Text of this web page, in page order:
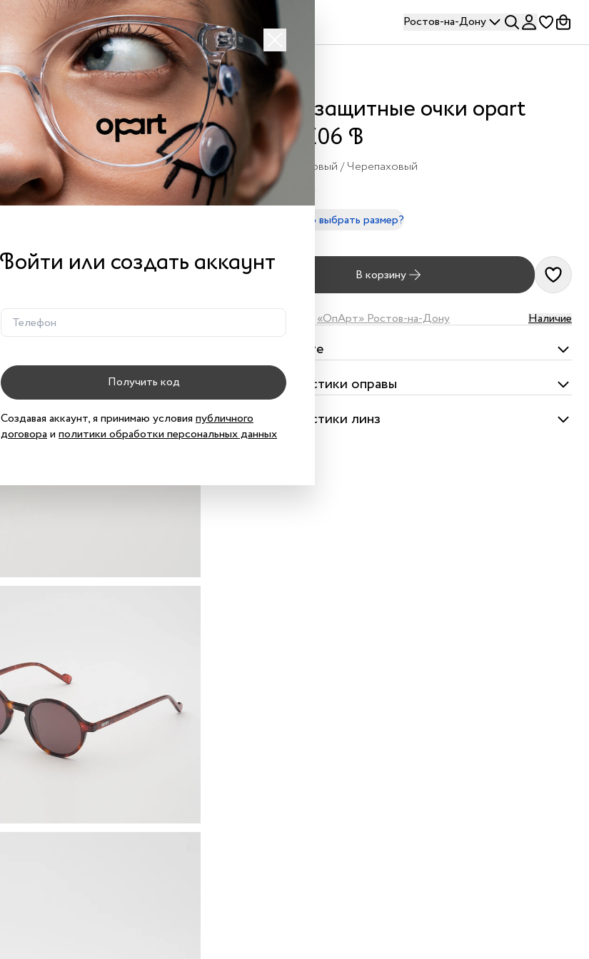
Проверка зрения Ростов-на-Дону
Войти или создать аккаунт
Получить код
Создавая аккаунт, я принимаю условия публичного
договораи политики обработки персональных данных
Солнцезащитные очки opart
OP03 C06 B
Бордовый / Черепаховый
L - 135mm
Как правильно выбрать размер?
В корзину
«ОпАрт» Ростов-на-Дону Наличие
В комплекте
Характеристики оправы
Характеристики линз